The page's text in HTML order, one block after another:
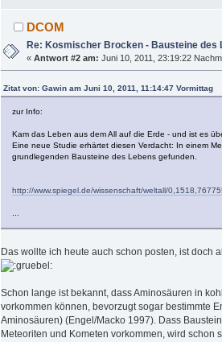
DCOM
Re: Kosmischer Brocken - Bausteine des
«Antwort #2 am: Juni 10, 2011, 23:19:22
Zitat von: Gawin am Juni 10, 2011, 11:14:47 Vormittag
zur Info:
Kam das Leben aus dem All auf die Erde - und ist es
Eine neue Studie erhärtet diesen Verdacht: In einem
grundlegenden Bausteine des Lebens gefunden.
http://www.spiegel.de/wissenschaft/weltall/
Das wollte ich heute auch schon posten, ist doch
Schon lange ist bekannt, dass Aminosäuren in
vorkommen können, bevorzugt sogar bestimmte
Aminosäuren) (Engel/Macko 1997). Dass
Meteoriten und Kometen vorkommen, wird schon